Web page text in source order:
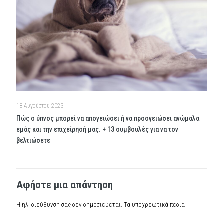
18 Αυγούστου 2023
Πώς ο ύπνος μπορεί να απογειώσει ή να προσγειώσει ανώμαλα
εμάς και την επιχείρησή μας. + 13 συμβουλές για να τον
βελτιώσετε
Αφήστε μια απάντηση
Η ηλ. διεύθυνση σας δεν δημοσιεύεται. Τα υποχρεωτικά πεδία